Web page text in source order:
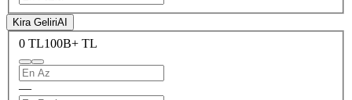
Kira GeliriAI
0 TL100B+ TL
—